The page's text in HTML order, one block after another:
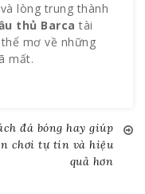
lòng trung thành
thủ Barcatài
mơ về những
mất.
đá bóng hay giúp
chơi tự tin và hiệu
quả hơn